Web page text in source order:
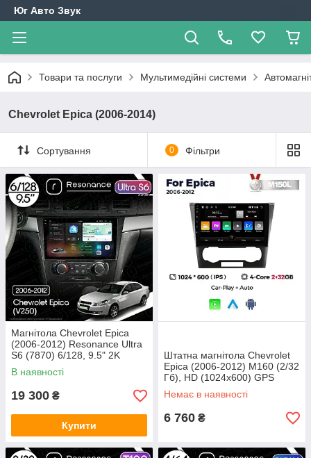
Юг Авто Звук
Товари та послуги Мультимедійні системи
Chevrolet Epica (2006-2014)
Сортування 0 Фільтри
Магнітола Chevrolet Epica
(2006-2012) Resonance Ultra
S6 (7870) 6/128, 9.5" 2K
QLED, 360
В наявності
19 300 ₴
Купити
Штатна магнітола Chevrolet
Epica (2006-2012) M160 (2/32
Гб), HD (1024x600) GPS
CarPlay
Немає в наявності
6 760 ₴